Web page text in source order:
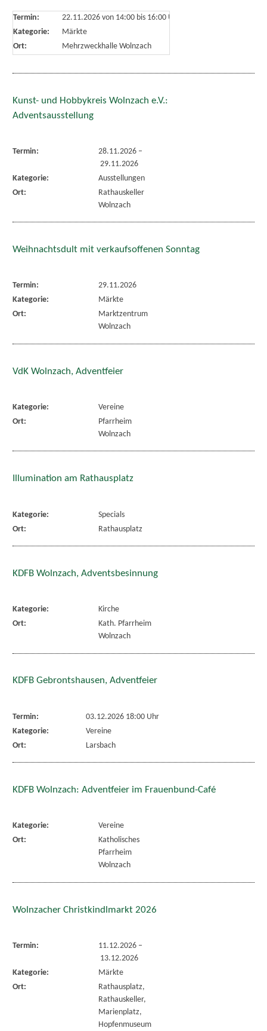
Termin: 22.11.2026 von 14:00bis 16:00 Uhr
Kategorie:
Märkte
Ort:
Mehrzweckhalle Wolnzach
Kunst- und Hobbykreis Wolnzach e.V.:
Adventsausstellung
Termin: 28.11.2026–
29.11.2026
Kategorie:
Ausstellungen
Ort:
Rathauskeller
Wolnzach
Weihnachtsdult mit verkaufsoffenen Sonntag
Termin:
29.11.2026
Kategorie:
Märkte
Ort:
Marktzentrum
Wolnzach
VdK Wolnzach, Adventfeier
Kategorie:
Vereine
Ort:
Pfarrheim
Wolnzach
Illumination am Rathausplatz
Kategorie:
Specials
Ort:
Rathausplatz
KDFB Wolnzach, Adventsbesinnung
Kategorie:
Kirche
Ort:
Kath. Pfarrheim
Wolnzach
KDFB Gebrontshausen, Adventfeier
Termin:
03.12.2026 18:00 Uhr
Kategorie:
Vereine
Ort:
Larsbach
KDFB Wolnzach: Adventfeier im Frauenbund-Café
Kategorie:
Vereine
Ort:
Katholisches
Pfarrheim
Wolnzach
Wolnzacher Christkindlmarkt 2026
Termin: 11.12.2026–
13.12.2026
Kategorie:
Märkte
Ort:
Rathausplatz,
Rathauskeller,
Marienplatz,
Hopfenmuseum